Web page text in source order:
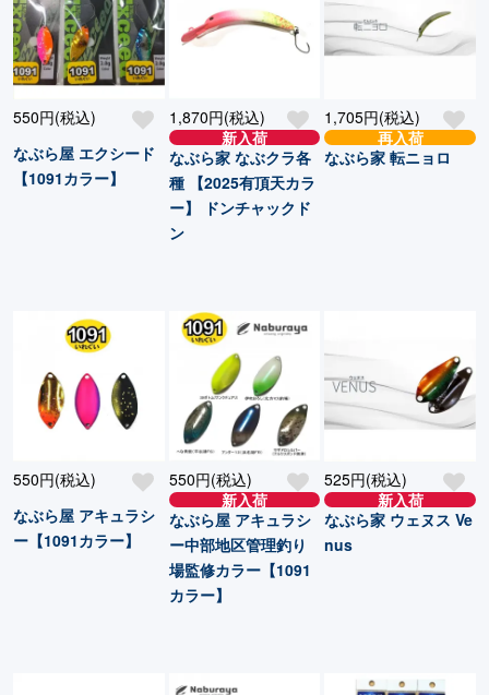
550円(税込)
なぶら屋 エクシード
【1091カラー】
1,870円(税込)
新入荷
なぶら家 なぶクラ各
種 【2025有頂天カラ
ー】 ドンチャックド
ン
1,705円(税込)
再入荷
なぶら家 転ニョロ
550円(税込)
なぶら屋 アキュラシ
ー【1091カラー】
550円(税込)
新入荷
なぶら屋 アキュラシ
ー中部地区管理釣り
場監修カラー【1091
カラー】
525円(税込)
新入荷
なぶら家 ウェヌス Ve
nus